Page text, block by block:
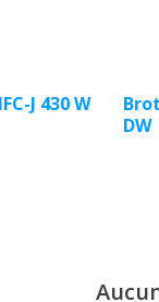
J 430 W
DW